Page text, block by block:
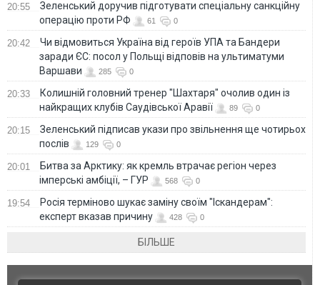
20:55
Зеленський доручив підготувати спеціальну санкційну
операцію проти РФ
61 0
20:42
Чи відмовиться Україна від героїв УПА та Бандери
заради ЄС: посол у Польщі відповів на ультиматуми
Варшави
285 0
20:33
Колишній головний тренер "Шахтаря" очолив один із
найкращих клубів Саудівської Аравії
89 0
20:15
Зеленський підписав укази про звільнення ще чотирьох
послів
129 0
20:01
Битва за Арктику: як кремль втрачає регіон через
імперські амбіції, – ГУР
568 0
19:54
Росія терміново шукає заміну своїм "Іскандерам":
експерт вказав причину
428 0
БІЛЬШЕ